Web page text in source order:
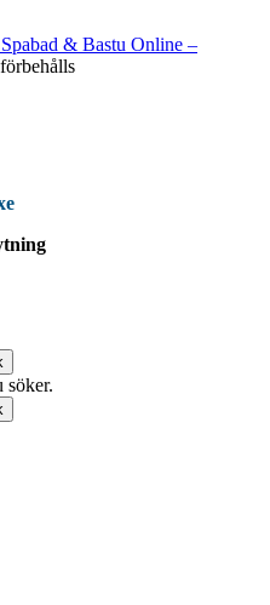
& Bastu Online –
söker.